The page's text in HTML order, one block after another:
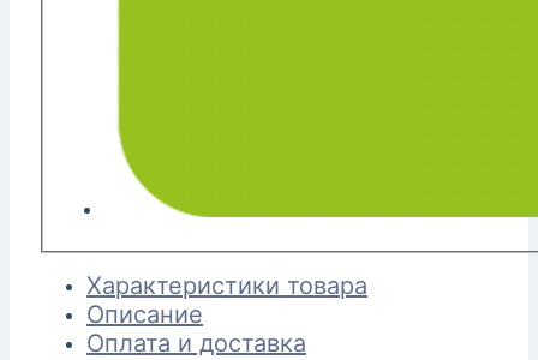
Характеристики товара
Описание
Оплата и доставка